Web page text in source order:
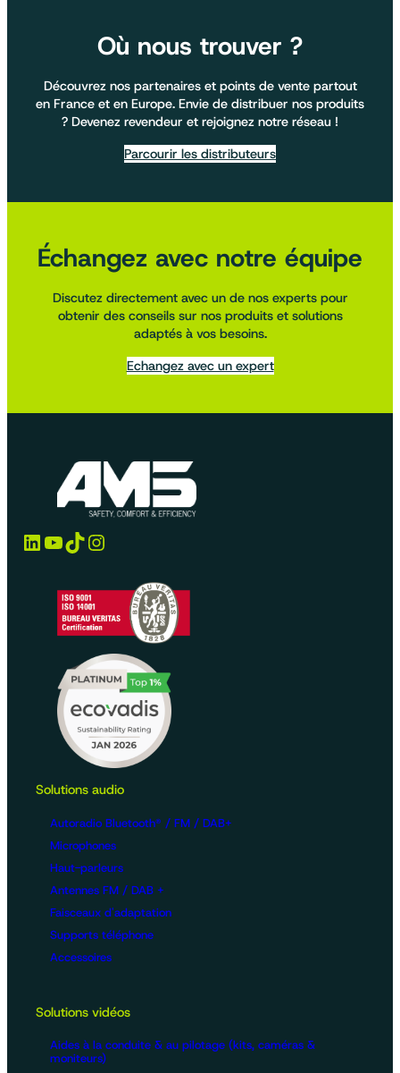
Où nous trouver ?
Découvrez nos partenaires et points de vente partout
en France et en Europe. Envie de distribuer nos produits
? Devenez revendeur et rejoignez notre réseau !
Parcourir les distributeurs
Échangez avec notre équipe
Discutez directement avec un de nos experts pour
obtenir des conseils sur nos produits et solutions
adaptés à vos besoins.
Echangez avec un expert
LinkedIn YouTube TikTok Instagram
Solutions audio
Autoradio Bluetooth® / FM / DAB+
Microphones
Haut-parleurs
Antennes FM / DAB +
Faisceaux d'adaptation
Supports téléphone
Accessoires
Solutions vidéos
Aides à la conduite & au pilotage (kits, caméras &
moniteurs)